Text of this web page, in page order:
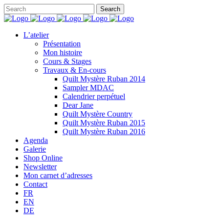
L’atelier
Présentation
Mon histoire
Cours & Stages
Travaux & En-cours
Quilt Mystère Ruban 2014
Sampler MDAC
Calendrier perpétuel
Dear Jane
Quilt Mystère Country
Quilt Mystère Ruban 2015
Quilt Mystère Ruban 2016
Agenda
Galerie
Shop Online
Newsletter
Mon carnet d’adresses
Contact
FR
EN
DE